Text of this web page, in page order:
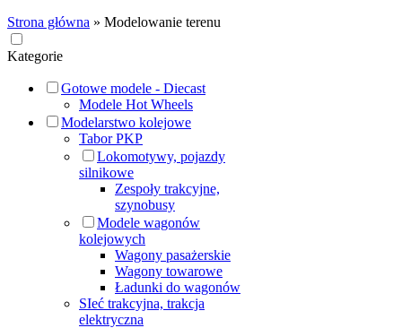
Strona główna » Modelowanie terenu
Kategorie
Gotowe modele - Diecast
Modele Hot Wheels
Modelarstwo kolejowe
Tabor PKP
Lokomotywy, pojazdy
silnikowe
Zespoły trakcyjne,
szynobusy
Modele wagonów
kolejowych
Wagony pasażerskie
Wagony towarowe
Ładunki do wagonów
SIeć trakcyjna, trakcja
elektryczna